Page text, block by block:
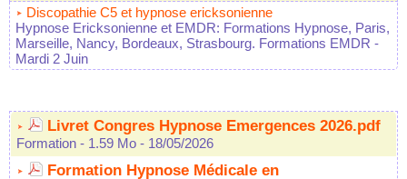
Discopathie C5 et hypnose ericksonienne
Hypnose Ericksonienne et EMDR: Formations Hypnose, Paris,
Marseille, Nancy, Bordeaux, Strasbourg. Formations EMDR -
Mardi 2 Juin
Livret Congres Hypnose Emergences 2026.pdf
Formation - 1.59 Mo - 18/05/2026
Formation Hypnose Médicale en